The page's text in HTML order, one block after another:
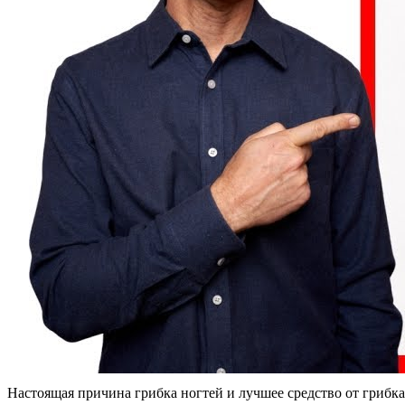
Настоящая причина грибка ногтей и лучшее средство от